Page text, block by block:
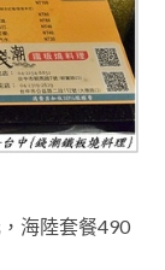
， 海陸套餐490